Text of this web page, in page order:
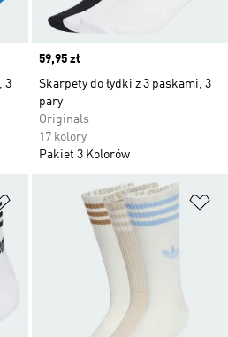
3
Price
59,95 zł
Skarpety do łydki z 3 paskami, 3
pary
Originals
17 kolory
Pakiet 3 Kolorów
Dodaj do listy życzeń